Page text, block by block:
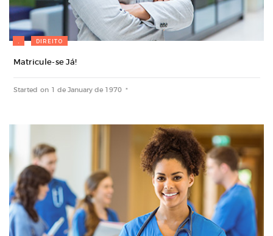
. DIREITO
Matricule-se Já!
Started on 1 de January de 1970